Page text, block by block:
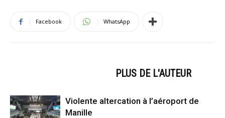
Facebook WhatsApp
PLUS DE L'AUTEUR
Violente altercation à l’aéroport de
Manille